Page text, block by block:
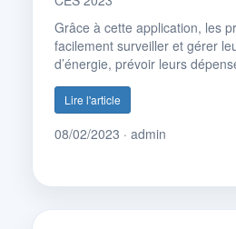
Grâce à cette application, les
facilement surveiller et gérer
d’énergie, prévoir leurs
Lire l'article
08/02/2023 · admin